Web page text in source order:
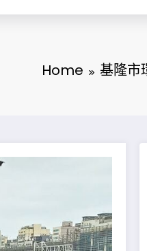
Home 基隆市